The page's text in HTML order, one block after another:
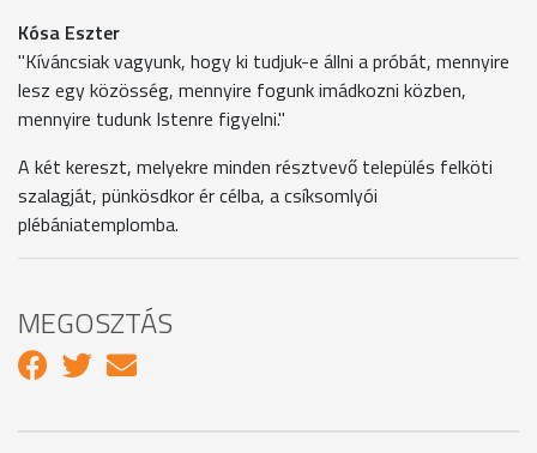
Kósa Eszter
"Kíváncsiak vagyunk, hogy ki tudjuk-e állni a próbát, mennyire
lesz egy közösség, mennyire fogunk imádkozni közben,
mennyire tudunk Istenre figyelni."
A két kereszt, melyekre minden résztvevő település felköti
szalagját, pünkösdkor ér célba, a csíksomlyói
plébániatemplomba.
MEGOSZTÁS